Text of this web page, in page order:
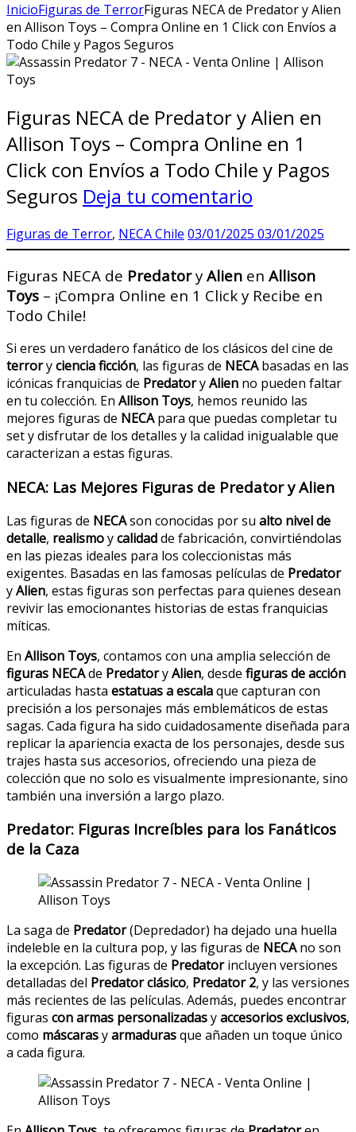
InicioFiguras de TerrorFiguras NECA de Predator y Alien
en Allison Toys – Compra Online en 1 Click con Envíos a
Todo Chile y Pagos Seguros
Figuras NECA de Predator y Alien en
Allison Toys – Compra Online en 1
Click con Envíos a Todo Chile y Pagos
Seguros Deja tu comentario
Figuras de Terror, NECA Chile 03/01/2025 03/01/2025
Figuras NECA de Predatory Alien en Allison
Toys – ¡Compra Online en 1 Click y Recibe en
Todo Chile!
Si eres un verdadero fanático de los clásicos del cine de
terroryciencia ficción, las figuras de NECAbasadas en las
icónicas franquicias de PredatoryAlien no pueden faltar
en tu colección. En Allison Toys, hemos reunido las
mejores figuras de NECApara que puedas completar tu
set y disfrutar de los detalles y la calidad inigualable que
caracterizan a estas figuras.
NECA: Las Mejores Figuras de Predator y Alien
Las figuras de NECAson conocidas por su alto nivel de
detalle, realismoycalidadde fabricación, convirtiéndolas
en las piezas ideales para los coleccionistas más
exigentes. Basadas en las famosas películas de Predator
yAlien, estas figuras son perfectas para quienes desean
revivir las emocionantes historias de estas franquicias
míticas.
En Allison Toys, contamos con una amplia selección de
figuras NECAde PredatoryAlien, desde figuras de acción
articuladas hasta estatuas a escalaque capturan con
precisión a los personajes más emblemáticos de estas
sagas. Cada figura ha sido cuidadosamente diseñada para
replicar la apariencia exacta de los personajes, desde sus
trajes hasta sus accesorios, ofreciendo una pieza de
colección que no solo es visualmente impresionante, sino
también una inversión a largo plazo.
Predator: Figuras Increíbles para los Fanáticos
de la Caza
La saga de Predator(Depredador) ha dejado una huella
indeleble en la cultura pop, y las figuras de NECAno son
la excepción. Las figuras de Predatorincluyen versiones
detalladas del Predator clásico, Predator 2, y las versiones
más recientes de las películas. Además, puedes encontrar
figuras con armas personalizadasyaccesorios exclusivos,
como máscarasyarmadurasque añaden un toque único
a cada figura.